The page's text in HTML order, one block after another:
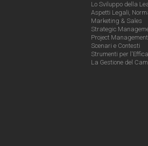
Lo Sviluppo della
Aspetti Legali,
Marketing & Sales
Strategic
Project Management
Scenari e Contesti
Strumenti per
La Gestione del